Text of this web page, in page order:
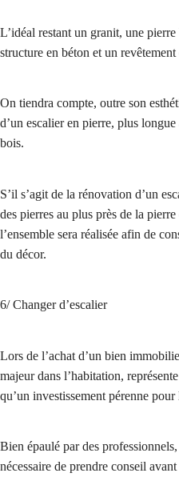
L’idéal restant un granit, une
structure en béton et un
On tiendra compte, outre son
d’un escalier en pierre, plus
bois.
S’il s’agit de la rénovation d’un
des pierres au plus près de la
l’ensemble sera réalisée afin de
du décor.
6/ Changer d’escalier
Lors de l’achat d’un bien
majeur dans l’habitation,
qu’un investissement pérenne
Bien épaulé par des
nécessaire de prendre conseil